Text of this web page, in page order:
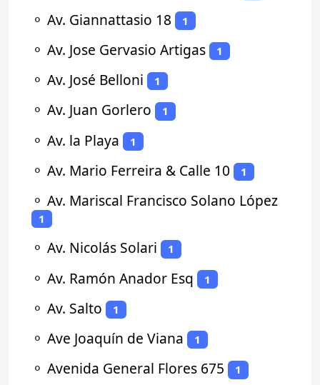
⚬ Av. Giannattasio 18 1
⚬ Av. Jose Gervasio Artigas 1
⚬ Av. José Belloni 1
⚬ Av. Juan Gorlero 1
⚬ Av. la Playa 1
⚬ Av. Mario Ferreira & Calle 10 1
⚬ Av. Mariscal Francisco Solano López
1
⚬ Av. Nicolás Solari 1
⚬ Av. Ramón Anador Esq 1
⚬ Av. Salto 1
⚬ Ave Joaquín de Viana 1
⚬ Avenida General Flores 675 1